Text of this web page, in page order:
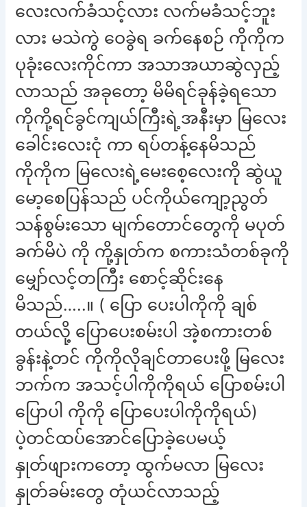
လေးလက်ခံသင့်လား လက်မခံသင့်ဘူး
လား မသဲကွဲ ဝေခွဲရ ခက်နေစဉ် ကိုကိုက
ပုခုံးလေးကိုင်ကာ အသာအယာဆွဲလှည့်
လာသည် အခုတော့ မိမိရင်ခုန်ခဲ့ရသော
ကိုကို့ရင်ခွင်ကျယ်ကြီးရဲ့အနီးမှာ မြလေး
ခေါင်းလေးငုံ ကာ ရပ်တန့်နေမိသည်
ကိုကိုက မြလေးရဲ့မေးစေ့လေးကို ဆွဲယူ
မော့စေပြန်သည် ပင်ကိုယ်ကျော့ညွတ်
သန်စွမ်းသော မျက်တောင်တွေကို မပုတ်
ခက်မိပဲ ကို ကို့နှုတ်က စကားသံတစ်ခုကို
မျှော်လင့်တကြီး စောင့်ဆိုင်းနေ
မိသည်…..။ ( ပြော ပေးပါကိုကို ချစ်
တယ်လို့ ပြောပေးစမ်းပါ အဲ့စကားတစ်
ခွန်းနဲ့တင် ကိုကိုလိုချင်တာပေးဖို့ မြလေး
ဘက်က အသင့်ပါကိုကိုရယ် ပြောစမ်းပါ
ပြောပါ ကိုကို ပြောပေးပါကိုကိုရယ်)
ပဲ့တင်ထပ်အောင်ပြောခဲ့ပေမယ့်
နှုတ်ဖျားကတော့ ထွက်မလာ မြလေး
နှုတ်ခမ်းတွေ တုံယင်လာသည့်